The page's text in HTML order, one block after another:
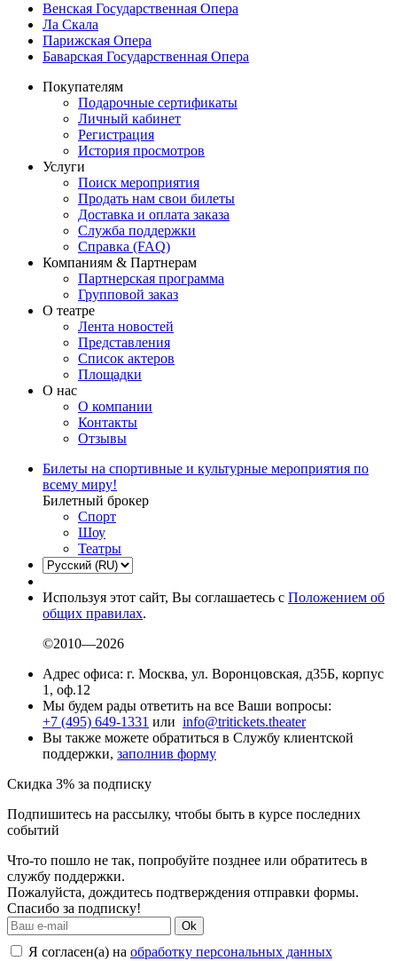
Венская Государственная Опера
Ла Скала
Парижская Опера
Баварская Государственная Опера
Покупателям
Подарочные сертификаты
Личный кабинет
Регистрация
История просмотров
Услуги
Поиск мероприятия
Продать нам свои билеты
Доставка и оплата заказа
Служба поддержки
Справка (FAQ)
Компаниям & Партнерам
Партнерская программа
Групповой заказ
О театре
Лента новостей
Представления
Список актеров
Площадки
О нас
О компании
Контакты
Отзывы
Билеты на спортивные и культурные мероприятия по
всему миру!
Билетный брокер
Спорт
Шоу
Театры
Используя этот сайт, Вы соглашаетесь с Положением об
общих правилах.
©2010—2026
Адрес офиса: г. Москва, ул. Воронцовская, д35Б, корпус
1, оф.12
Мы будем рады ответить на все Ваши вопросы:
+7 (495) 649-1331 или info@tritickets.theater
Вы также можете обратиться в Службу клиентской
поддержки, заполнив форму
Скидка 3% за подписку
Подпишитесь на рассылку, чтобы быть в курсе последних
событий
Что-то пошло не так, попробуйте позднее или обратитесь в
службу поддержки.
Пожалуйста, дождитесь подтверждения отправки формы.
Спасибо за подписку!
Ok
Я согласен(а) на обработку персональных данных